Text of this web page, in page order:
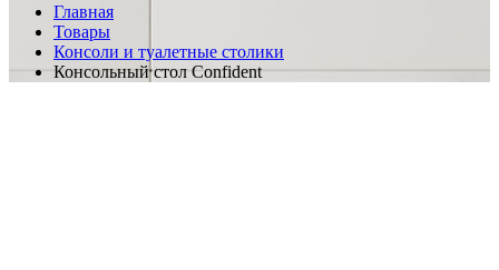
Главная
Товары
Консоли и туалетные столики
Консольный стол Confident